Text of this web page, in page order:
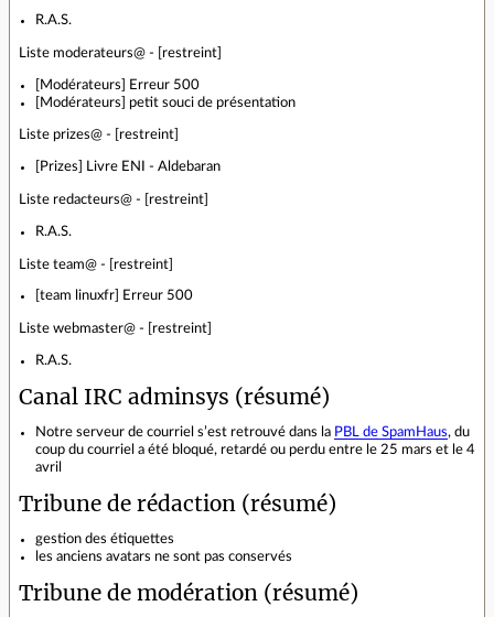
R.A.S.
Liste moderateurs@ - [restreint]
[Modérateurs] Erreur 500
[Modérateurs] petit souci de présentation
Liste prizes@ - [restreint]
[Prizes] Livre ENI - Aldebaran
Liste redacteurs@ - [restreint]
R.A.S.
Liste team@ - [restreint]
[team linuxfr] Erreur 500
Liste webmaster@ - [restreint]
R.A.S.
Canal IRC adminsys (résumé)
Notre serveur de courriel s’est retrouvé dans la PBL de SpamHaus, du
coup du courriel a été bloqué, retardé ou perdu entre le 25 mars et le 4
avril
Tribune de rédaction (résumé)
gestion des étiquettes
les anciens avatars ne sont pas conservés
Tribune de modération (résumé)